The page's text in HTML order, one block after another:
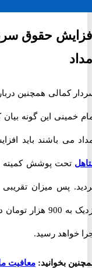
حقوق
کمالی همچنین درباره
این گونه بیان
می باشند باید افزایش
پس میزان تقریبی
نزدیک به 900 هزار
رسید.
بخوانید: معافیت ماده 6 بهزیستی